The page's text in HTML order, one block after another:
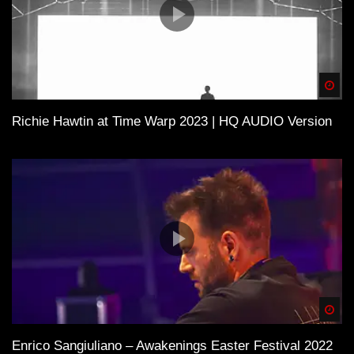
Richie Hawtin at Time Warp 2023 | HQ AUDIO Version
Enrico Sangiuliano – Awakenings Easter Festival 2022